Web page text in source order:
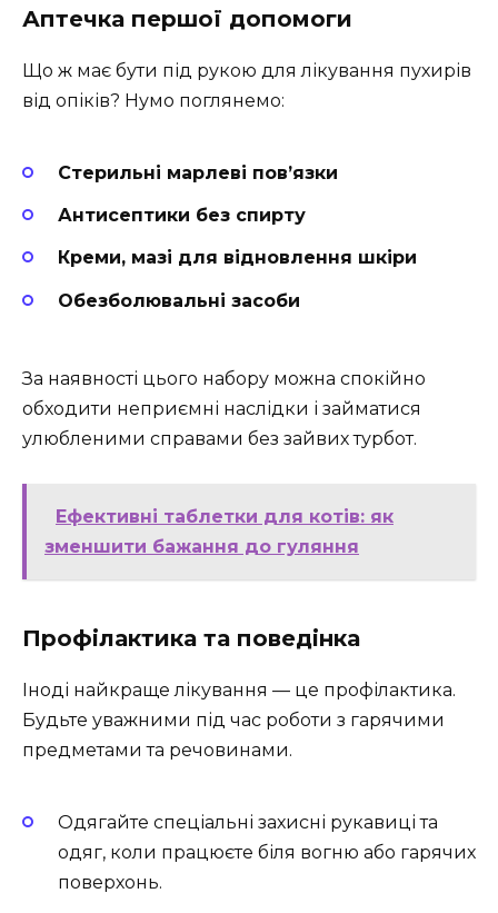
Аптечка першої допомоги
Що ж має бути під рукою для лікування пухирів
від опіків? Нумо поглянемо:
Стерильні марлеві пов’язки
Антисептики без спирту
Креми, мазі для відновлення шкіри
Обезболювальні засоби
За наявності цього набору можна спокійно
обходити неприємні наслідки і займатися
улюбленими справами без зайвих турбот.
Ефективні таблетки для котів: як
зменшити бажання до гуляння
Профілактика та поведінка
Іноді найкраще лікування — це профілактика.
Будьте уважними під час роботи з гарячими
предметами та речовинами.
Одягайте спеціальні захисні рукавиці та
одяг, коли працюєте біля вогню або гарячих
поверхонь.